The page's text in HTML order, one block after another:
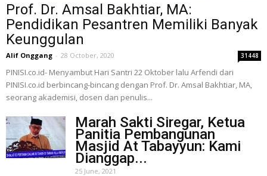
Prof. Dr. Amsal Bakhtiar, MA:
Pendidikan Pesantren Memiliki Banyak
Keunggulan
Alif Onggang - 28 October, 2020 31448
PINISI.co.id- Menyambut Hari Santri 22 Oktober lalu Arfendi dari
PINISI.co.id berbincang-bincang dengan Prof. Dr. Amsal Bakhtiar, MA,
seorang akademisi, dosen dan penulis...
Marah Sakti Siregar, Ketua
Panitia Pembangunan
Masjid At Tabayyun: Kami
Dianggap...
25 June, 2021